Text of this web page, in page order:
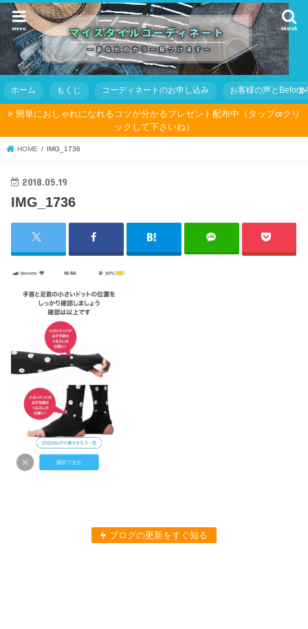
search
menu
ホーム もくじ コーディネートのお申し込み お客様の声とBefore
簡単におしゃれになれるコツが分かるプレゼント配布中（タップorクリ
ックして下さいね）
HOME IMG_1736
2018.05.19
IMG_1736
ブログの更新をすぐ知る